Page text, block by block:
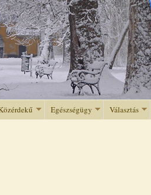
Egészségügy Választás